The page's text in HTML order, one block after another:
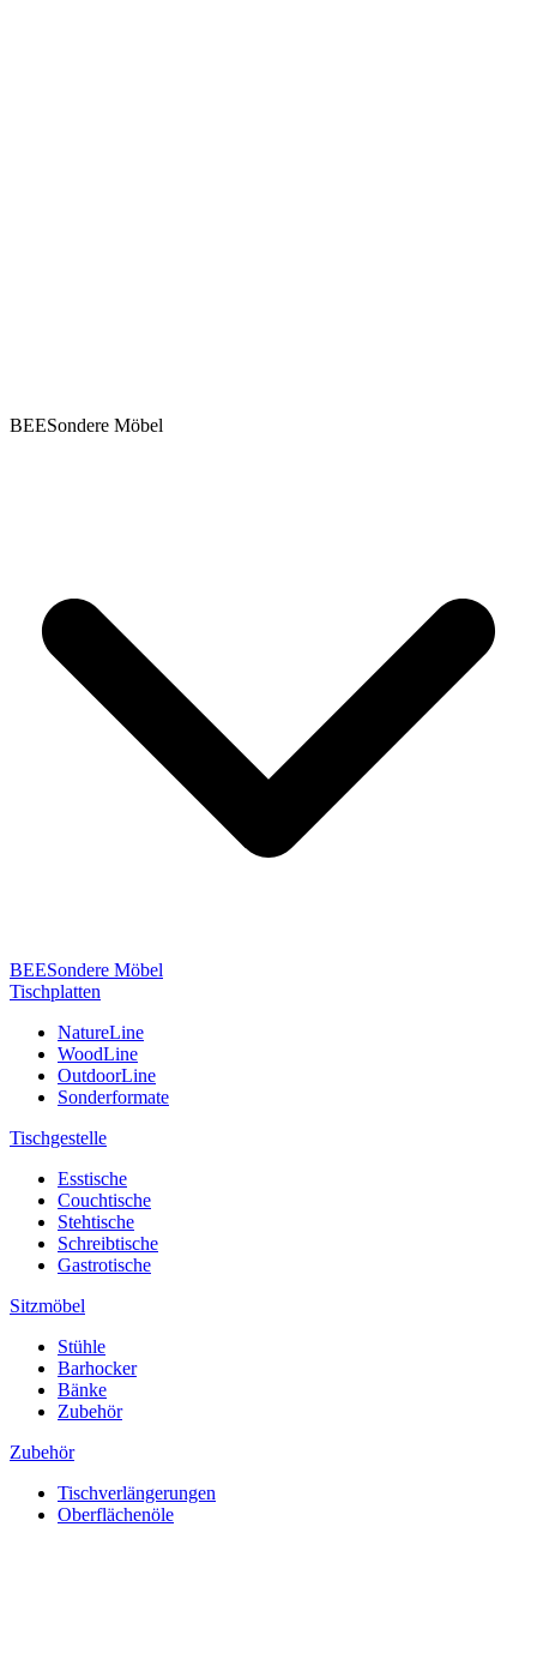
BEESondere Möbel
BEESondere Möbel
Tischplatten
NatureLine
WoodLine
OutdoorLine
Sonderformate
Tischgestelle
Esstische
Couchtische
Stehtische
Schreibtische
Gastrotische
Sitzmöbel
Stühle
Barhocker
Bänke
Zubehör
Zubehör
Tischverlängerungen
Oberflächenöle